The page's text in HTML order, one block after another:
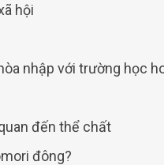
hội
nhập với trường học
đến thể chất
đông?